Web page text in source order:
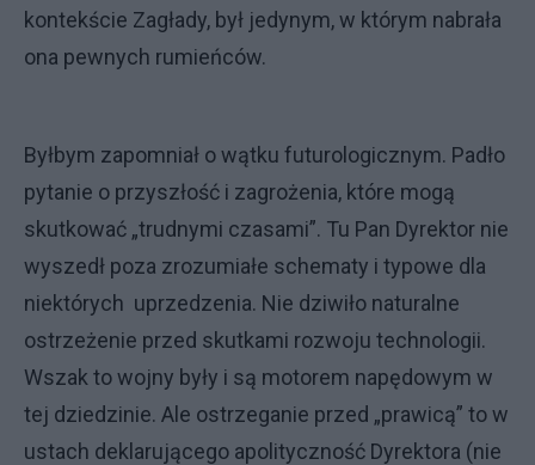
kontekście Zagłady, był jedynym, w którym nabrała
ona pewnych rumieńców.
Byłbym zapomniał o wątku futurologicznym. Padło
pytanie o przyszłość i zagrożenia, które mogą
skutkować „trudnymi czasami”. Tu Pan Dyrektor nie
wyszedł poza zrozumiałe schematy i typowe dla
niektórych uprzedzenia. Nie dziwiło naturalne
ostrzeżenie przed skutkami rozwoju technologii.
Wszak to wojny były i są motorem napędowym w
tej dziedzinie. Ale ostrzeganie przed „prawicą” to w
ustach deklarującego apolityczność Dyrektora (nie